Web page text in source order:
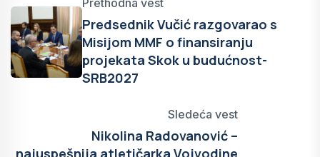
Predsednik Vučić razgovarao s
Misijom MMF o finansiranju
projekata Skok u budućnost-
SRB2027
Sledeća vest
Nikolina Radovanović –
najuspešnija atletičarka Vojvodine